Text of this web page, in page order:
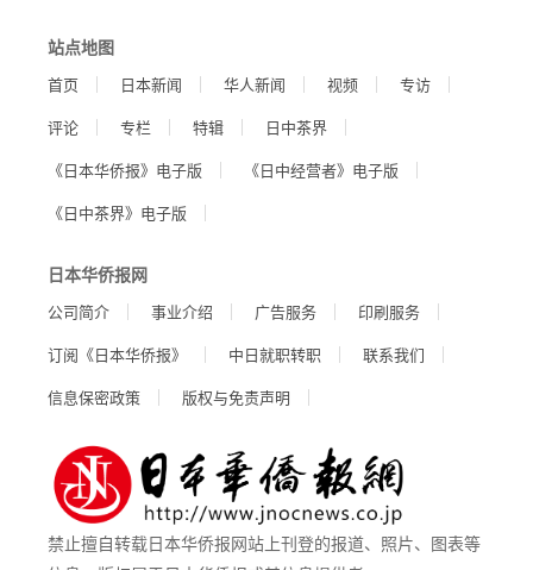
站点地图
首页 日本新闻 华人新闻 视频
专访
评论
专栏 特辑
日中茶界
《日本华侨报》电子版
《日中经营者》电子版
《日中茶界》电子版
日本华侨报网
公司简介 事业介绍 广告服务
印刷服务
订阅《日本华侨报》
中日就职转职
联系我们
信息保密政策
版权与免责声明
禁止擅自转载日本华侨报网站上刊登的报道、照片、图表等